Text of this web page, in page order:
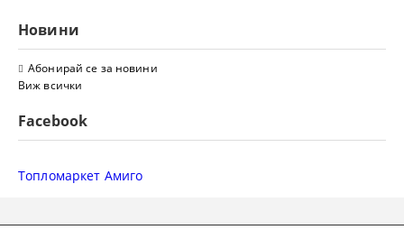
Новини
Абонирай се за новини
Виж всички
Facebook
Топломаркет Амиго